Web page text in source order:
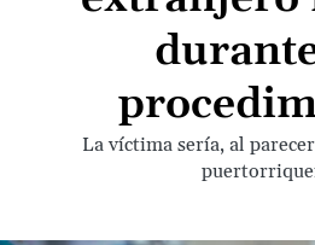
La víctima sería, al